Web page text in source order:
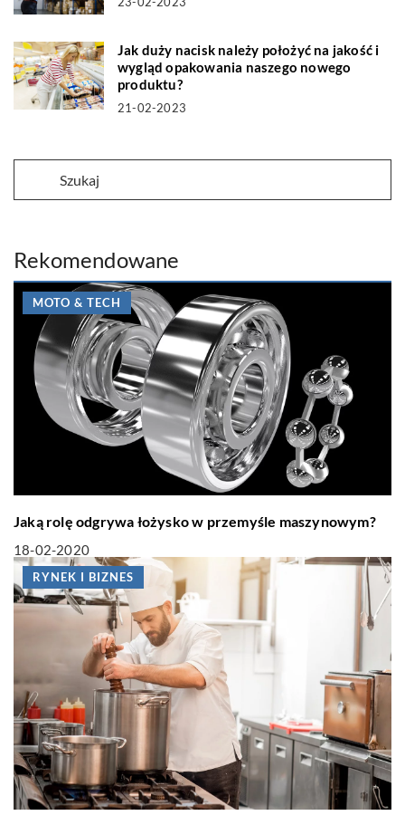
Jak duży nacisk należy położyć na jakość i
wygląd opakowania naszego nowego
produktu?
21-02-2023
Rekomendowane
MOTO & TECH
Jaką rolę odgrywa łożysko w przemyśle maszynowym?
18-02-2020
RYNEK I BIZNES